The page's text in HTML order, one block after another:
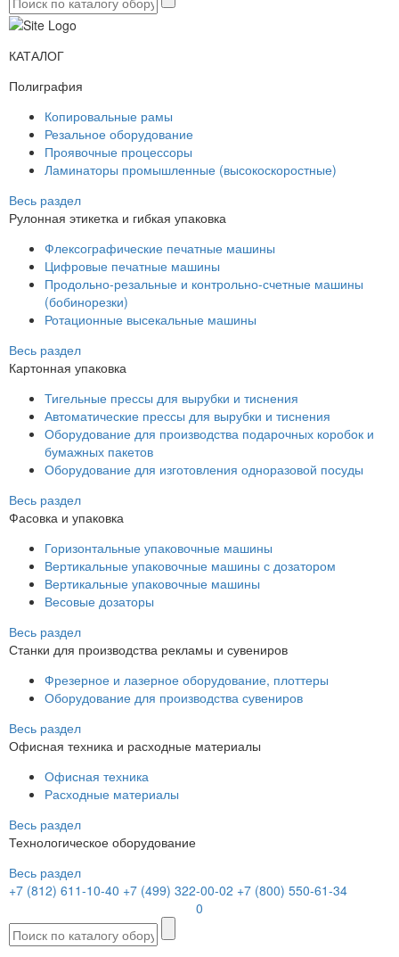
КАТАЛОГ
Полиграфия
Копировальные рамы
Резальное оборудование
Проявочные процессоры
Ламинаторы промышленные (высокоскоростные)
Весь раздел
Рулонная этикетка и гибкая упаковка
Флексографические печатные машины
Цифровые печатные машины
Продольно-резальные и контрольно-счетные машины
(бобинорезки)
Ротационные высекальные машины
Весь раздел
Картонная упаковка
Тигельные прессы для вырубки и тиснения
Автоматические прессы для вырубки и тиснения
Оборудование для производства подарочных коробок и
бумажных пакетов
Оборудование для изготовления одноразовой посуды
Весь раздел
Фасовка и упаковка
Горизонтальные упаковочные машины
Вертикальные упаковочные машины с дозатором
Вертикальные упаковочные машины
Весовые дозаторы
Весь раздел
Станки для производства рекламы и сувениров
Фрезерное и лазерное оборудование, плоттеры
Оборудование для производства сувениров
Весь раздел
Офисная техника и расходные материалы
Офисная техника
Расходные материалы
Весь раздел
Технологическое оборудование
Весь раздел
+7 (812) 611-10-40 +7 (499) 322-00-02 +7 (800) 550-61-34
0